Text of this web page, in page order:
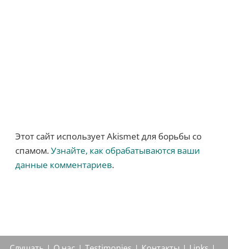
Этот сайт использует Akismet для борьбы со
спамом.Узнайте, как обрабатываются ваши
данные комментариев.